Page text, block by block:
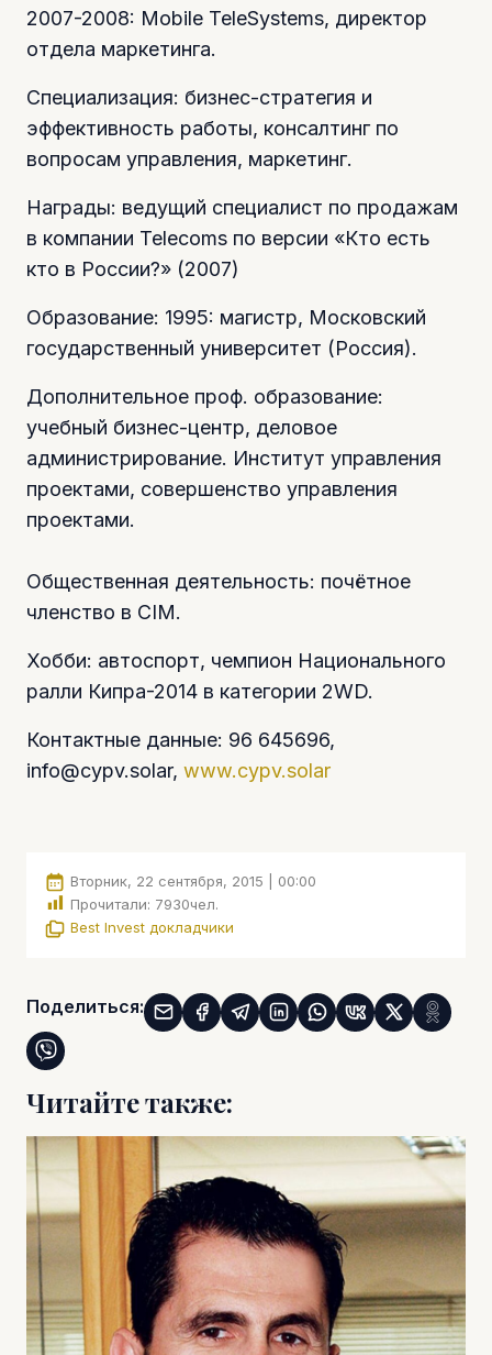
2007-2008: Mobile TeleSystems, директор
отдела маркетинга.
Специализация: бизнес-стратегия и
эффективность работы, консалтинг по
вопросам управления, маркетинг.
Награды: ведущий специалист по продажам
в компании Telecoms по версии «Кто есть
кто в России?» (2007)
Образование: 1995: магистр, Московский
государственный университет (Россия).
Дополнительное проф. образование:
учебный бизнес-центр, деловое
администрирование. Институт управления
проектами, совершенство управления
проектами.
Общественная деятельность: почётное
членство в CIM.
Хобби: автоспорт, чемпион Национального
ралли Кипра-2014 в категории 2WD.
Контактные данные: 96 645696,
info@cypv.solar, www.cypv.solar
Вторник, 22 сентября, 2015 | 00:00
Прочитали: 7930чел.
Best Invest докладчики
Поделиться:
Читайте также: